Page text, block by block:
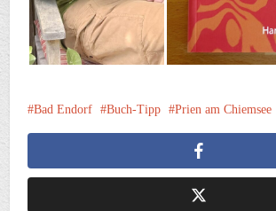
Bad Endorf Buch-Tipp Prien am Chiemsee